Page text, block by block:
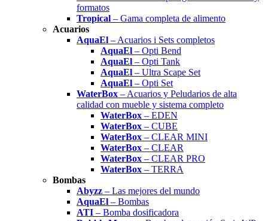
formatos
Tropical – Gama completa de alimento
Acuarios
AquaEl – Acuarios i Sets completos
AquaEl – Opti Bend
AquaEl – Opti Tank
AquaEl – Ultra Scape Set
AquaEl – Opti Set
WaterBox – Acuarios y Peludarios de alta
calidad con mueble y sistema completo
WaterBox – EDEN
WaterBox – CUBE
WaterBox – CLEAR MINI
WaterBox – CLEAR
WaterBox – CLEAR PRO
WaterBox – TERRA
Bombas
Abyzz – Las mejores del mundo
AquaEl – Bombas
ATI – Bomba dosificadora